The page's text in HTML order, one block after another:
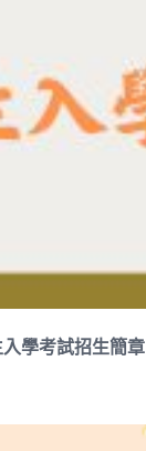
學考試招生簡章